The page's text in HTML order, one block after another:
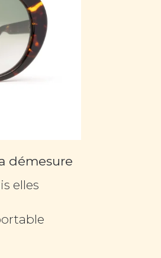
démesure
elles